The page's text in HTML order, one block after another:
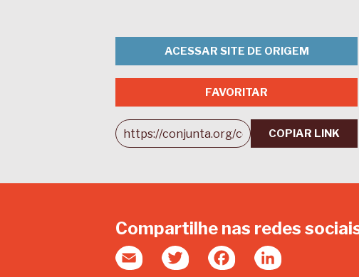
ACESSAR SITE DE ORIGEM
FAVORITAR
COPIAR LINK
Compartilhe nas redes
Email Twitter FacebookLinkedIn